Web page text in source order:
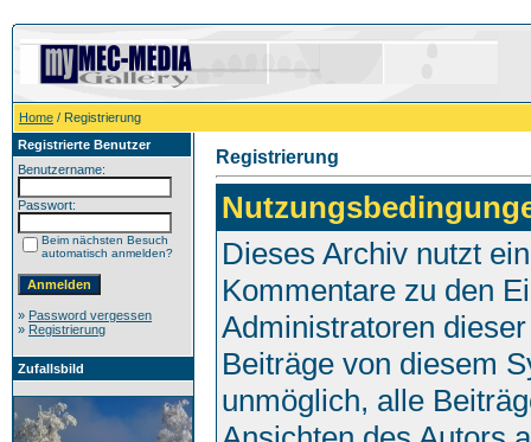
Home / Registrierung
Registrierte Benutzer
Benutzername:
Passwort:
Beim nächsten Besuch
automatisch anmelden?
» Password vergessen
» Registrierung
Zufallsbild
Registrierung
Dieses Archiv nutzt
Kommentare zu den
Administratoren
Beiträge von diesem
unmöglich, alle